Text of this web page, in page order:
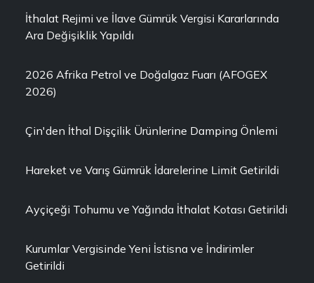
İthalat Rejimi ve İlave Gümrük Vergisi Kararlarında
Ara Değişiklik Yapıldı
2026 Afrika Petrol ve Doğalgaz Fuarı (AFOGEX
2026)
Çin'den İthal Dişçilik Ürünlerine Damping Önlemi
Hareket ve Varış Gümrük İdarelerine Limit Getirildi
Ayçiçeği Tohumu ve Yağında İthalat Kotası Getirildi
Kurumlar Vergisinde Yeni İstisna ve İndirimler
Getirildi